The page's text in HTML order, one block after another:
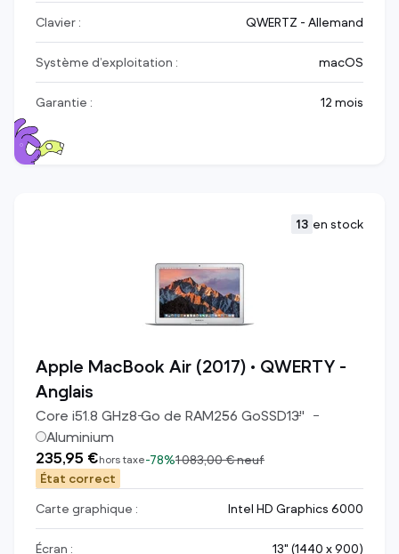
Clavier : QWERTZ - Allemand
Système d’exploitation : macOS
Garantie : 12 mois
13 en stock
Apple MacBook Air (2017) • QWERTY -
Anglais
Core i51.8 GHz8Go de RAM256 GoSSD13"
Aluminium
235,95 €hors taxe-78%1 083,00 €neuf
État correct
Carte graphique :
Intel HD Graphics 6000
Écran : 13" (1440 x 900)